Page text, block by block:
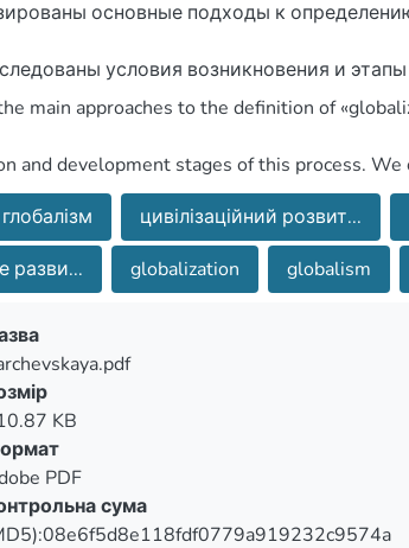
подальшого глобального розвитку.
глобалізм цивілізаційний розвит...
разви...
globalization globalism
KB
PDF
сума